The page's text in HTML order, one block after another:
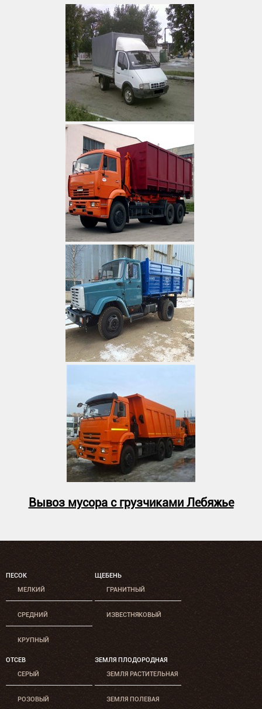
Вывоз мусора с грузчиками Лебяжье
ПЕСОК
МЕЛКИЙ
СРЕДНИЙ
КРУПНЫЙ
ЩЕБЕНЬ
ГРАНИТНЫЙ
ИЗВЕСТНЯКОВЫЙ
ОТСЕВ
СЕРЫЙ
РОЗОВЫЙ
ЗЕМЛЯ ПЛОДОРОДНАЯ
ЗЕМЛЯ РАСТИТЕЛЬНАЯ
ЗЕМЛЯ ПОЛЕВАЯ